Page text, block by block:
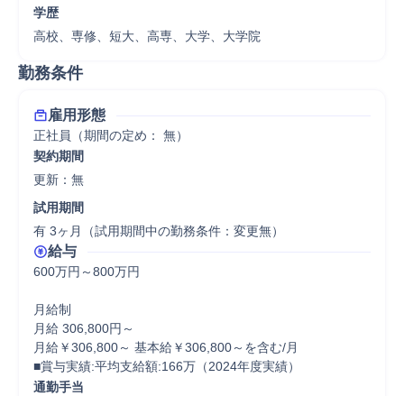
学歴
高校、専修、短大、高専、大学、大学院
勤務条件
雇用形態
正社員（期間の定め： 無）
契約期間
更新：無
試用期間
有 3ヶ月（試用期間中の勤務条件：変更無）
給与
600万円～800万円
月給制
月給 306,800円～
月給￥306,800～ 基本給￥306,800～を含む/月
■賞与実績:平均支給額:166万（2024年度実績）
通勤手当